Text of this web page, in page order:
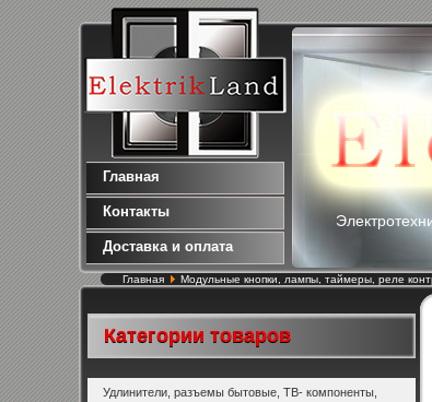
Главная
Контакты
Доставка и оплата
Главная Модульные кнопки, лампы, таймеры, реле
Категории товаров
Удлинители, разъемы бытовые, ТВ- компоненты,